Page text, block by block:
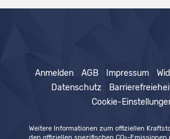
Anmelden AGB Impressum
Datenschutz
Cookie-
Weitere Informationen zum offiziellen